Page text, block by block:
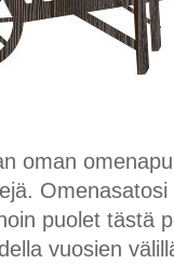
oman
puolet tästä
vuosien